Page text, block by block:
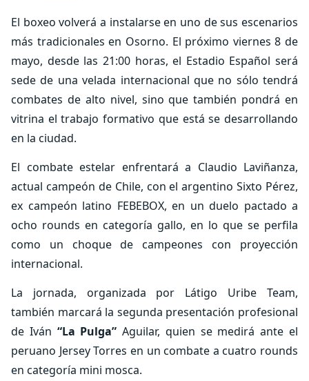
El boxeo volverá a instalarse en uno de sus escenarios
más tradicionales en Osorno. El próximo viernes 8 de
mayo, desde las 21:00 horas, el Estadio Español será
sede de una velada internacional que no sólo tendrá
combates de alto nivel, sino que también pondrá en
vitrina el trabajo formativo que está se desarrollando
en la ciudad.
El combate estelar enfrentará a Claudio Laviñanza,
actual campeón de Chile, con el argentino Sixto Pérez,
ex campeón latino FEBEBOX, en un duelo pactado a
ocho rounds en categoría gallo, en lo que se perfila
como un choque de campeones con proyección
internacional.
La jornada, organizada por Látigo Uribe Team,
también marcará la segunda presentación profesional
de Iván “La Pulga”Aguilar, quien se medirá ante el
peruano Jersey Torres en un combate a cuatro rounds
en categoría mini mosca.